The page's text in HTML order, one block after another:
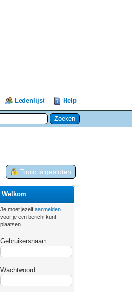
Ledenlijst Help
Topic is gesloten
Welkom
Je moet jezelfaanmelden
voor je een bericht kunt
plaatsen.
Gebruikersnaam:
Wachtwoord: